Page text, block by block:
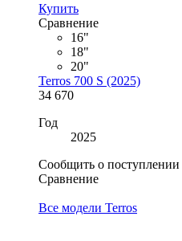
Купить
Сравнение
16"
18"
20"
Terros 700 S (2025)
34 670
Год
2025
Сообщить о поступлении
Сравнение
Все модели Terros